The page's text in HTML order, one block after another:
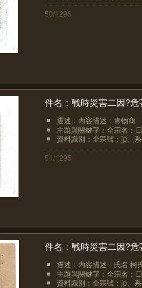
50/1295
件名：戰時災害二因?
描述：內容描述：青物商
主題與關鍵字：全宗名：
資料識別：全宗號：jp、
51/1295
件名：戰時災害二因?
描述：內容描述：氏名 柯
主題與關鍵字：全宗名：
資料識別：全宗號：jp、